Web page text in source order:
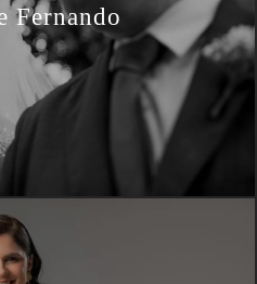
Fernando